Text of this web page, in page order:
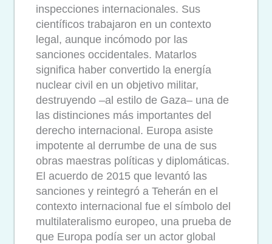
inspecciones internacionales. Sus
científicos trabajaron en un contexto
legal, aunque incómodo por las
sanciones occidentales. Matarlos
significa haber convertido la energía
nuclear civil en un objetivo militar,
destruyendo –al estilo de Gaza– una de
las distinciones más importantes del
derecho internacional. Europa asiste
impotente al derrumbe de una de sus
obras maestras políticas y diplomáticas.
El acuerdo de 2015 que levantó las
sanciones y reintegró a Teherán en el
contexto internacional fue el símbolo del
multilateralismo europeo, una prueba de
que Europa podía ser un actor global